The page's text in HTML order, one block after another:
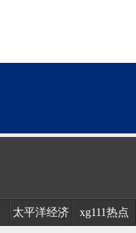
太平洋经济 xg111热点